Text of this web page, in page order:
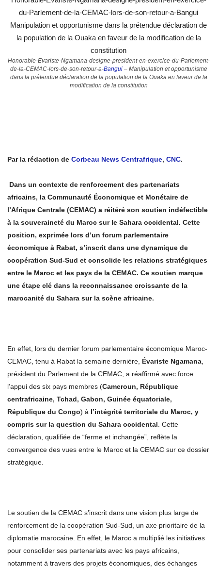
Honorable-Evariste-Ngamana-designe-president-en-exercice-du-Parlement-
de-la-CEMAC-lors-de-son-retour-a-Bangui– Manipulation et opportunisme
dans la prétendue déclaration de la population de la Ouaka en faveur de la
modification de la constitution
Par la rédaction de Corbeau News Centrafrique, CNC.
Dans un contexte de renforcement des partenariats
africains, la Communauté Économique et Monétaire de
l’Afrique Centrale (CEMAC) a réitéré son soutien indéfectible
à la souveraineté du Maroc sur le Sahara occidental. Cette
position, exprimée lors d’un forum parlementaire
économique à Rabat, s’inscrit dans une dynamique de
coopération Sud-Sud et consolide les relations stratégiques
entre le Maroc et les pays de la CEMAC. Ce soutien marque
une étape clé dans la reconnaissance croissante de la
marocanité du Sahara sur la scène africaine.
En effet, lors du dernier forum parlementaire économique Maroc-
CEMAC, tenu à Rabat la semaine dernière, Évariste Ngamana,
président du Parlement de la CEMAC, a réaffirmé avec force
l’appui des six pays membres (Cameroun, République
centrafricaine, Tchad, Gabon, Guinée équatoriale,
République du Congo) à l’intégrité territoriale du Maroc, y
compris sur la question du Sahara occidental. Cette
déclaration, qualifiée de “ferme et inchangée”, reflète la
convergence des vues entre le Maroc et la CEMAC sur ce dossier
stratégique.
Le soutien de la CEMAC s’inscrit dans une vision plus large de
renforcement de la coopération Sud-Sud, un axe prioritaire de la
diplomatie marocaine. En effet, le Maroc a multiplié les initiatives
pour consolider ses partenariats avec les pays africains,
notamment à travers des projets économiques, des échanges